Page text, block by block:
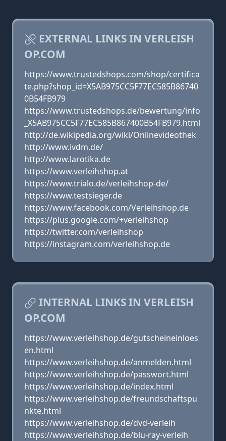
EXTERNAL LINKS IN VERLEISH
OP.COM
https://www.trustedshops.com/shop/certifica
te.php?shop_id=X5AB975CC5F77EC585B86740
0B54FB979
https://www.trustedshops.de/bewertung/info
_X5AB975CC5F77EC585B867400B54FB979.html
http://de.wikipedia.org/wiki/Onlinevideothek
http://www.ivdm.de/
http://www.larotika.de
https://www.verleihshop.at
https://www.trialo.de/verleihshop-de/
https://www.testsieger.de
https://www.facebook.com/Verleihshop.de
https://plus.google.com/+verleihshop
https://twitter.com/verleihshop
https://instagram.com/verleihshop.de
INTERNAL LINKS IN VERLEISH
OP.COM
https://www.verleihshop.de/gutscheineinloes
en.html
https://www.verleihshop.de/anmelden.html
https://www.verleihshop.de/passwort.html
https://www.verleihshop.de/index.html
https://www.verleihshop.de/freundschaftspu
nkte.html
https://www.verleihshop.de/dvd-verleih
https://www.verleihshop.de/blu-ray-verleih